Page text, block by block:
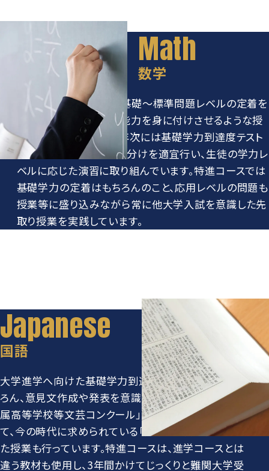
数学
進学・体育コースでは、基礎～標準問題レベルの定着を
目標として数学的思考能力を身に付けさせるような授
業展開をしています。3年次には基礎学力到達度テスト
対策として習熟度クラス分けを適宜行い、生徒の学力レ
ベルに応じた演習に取り組んでいます。特進コースでは
基礎学力の定着はもちろんのこと、応用レベルの問題も
授業等に盛り込みながら常に他大学入試を意識した先
取り授業を実践しています。
国語
大学進学へ向けた基礎学力到達度テスト対策はもち
ろん、意見文作成や発表を意識した授業、「日本大学付
属高等学校等文芸コンクール」への出品などを通し
て、今の時代に求められている「発信する力」を意識し
た授業も行っています。特進コースは、進学コースとは
違う教材も使用し、3年間かけてじっくりと難関大学受